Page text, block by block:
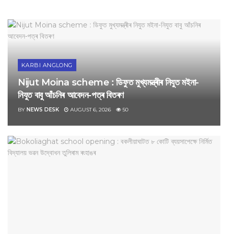
KARBI ANGLONG
Nijut Moina scheme : ডিফুত মুখ্যমন্ত্ৰীৰ নিযুত মইনা-
নিযুত বাবু আঁচনিৰ আবেদন-পত্ৰ বিতৰণ
BY NEWS DESK AUGUST 6, 2026 50